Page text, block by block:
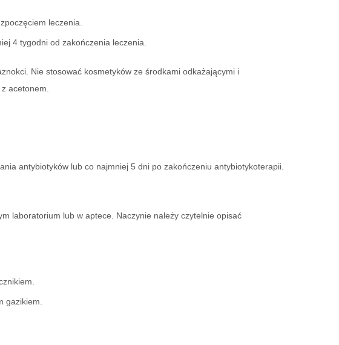
leczenia.
4 tygodni od zakończenia leczenia.
Nie stosować kosmetyków ze środkami odkażającymi i
acetonem.
antybiotyków lub co najmniej 5 dni po zakończeniu antybiotykoterapii.
laboratorium lub w aptece. Naczynie należy czytelnie opisać
gazikiem.